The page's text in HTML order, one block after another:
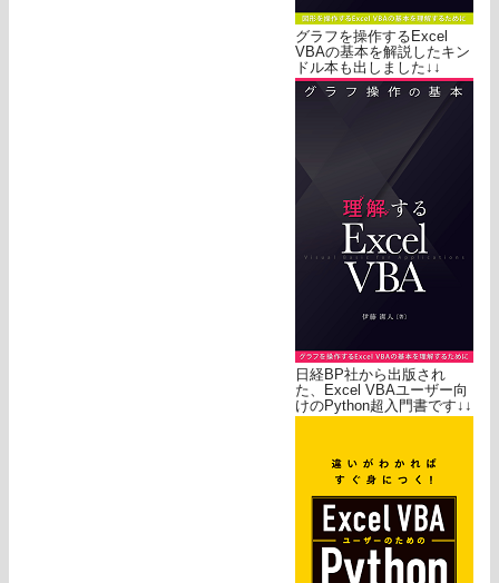
グラフを操作するExcel
VBAの基本を解説したキン
ドル本も出しました↓↓
日経BP社から出版され
た、Excel VBAユーザー向
けのPython超入門書です↓↓